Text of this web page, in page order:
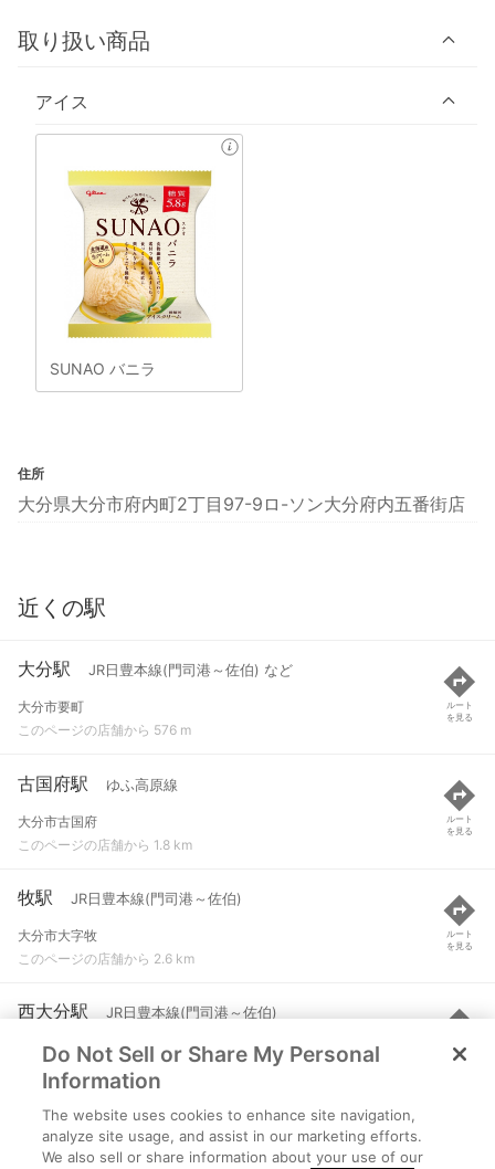
取り扱い商品
アイス
SUNAO バニラ
住所
大分県大分市府内町2丁目97-9ロ-ソン大分府内五番街店
近くの駅
大分駅 JR日豊本線(門司港～佐伯) など
大分市要町
このページの店舗から 576 m
ルート
を見る
古国府駅 ゆふ高原線
大分市古国府
このページの店舗から 1.8 km
ルート
を見る
牧駅 JR日豊本線(門司港～佐伯)
大分市大字牧
このページの店舗から 2.6 km
ルート
を見る
西大分駅 JR日豊本線(門司港～佐伯)
大分市大字生石
このページの店舗から 2.7 km
ルート
を見る
滝尾駅 阿蘇高原線
大分市大字津守
Do Not Sell or Share My Personal
Information
The website uses cookies to enhance site navigation,
analyze site usage, and assist in our marketing efforts.
We also sell or share information about your use of our